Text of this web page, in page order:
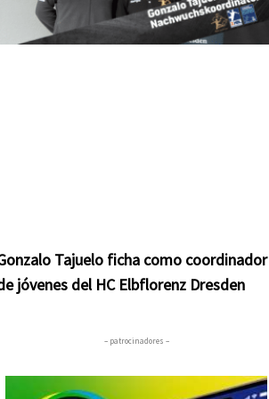
Tajuelo ficha como coordinador
jóvenes del HC Elbflorenz Dresden
– patrocinadores –